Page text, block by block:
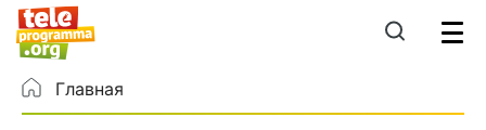
Главная